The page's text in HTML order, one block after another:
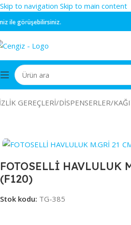
Skip to navigation Skip to main content
ile görüşebilirsiniz.
GEREÇLERİ/DİSPENSERLER/
FOTOSELLİ HAVLULUK
(F120)
Stok kodu: TG-385